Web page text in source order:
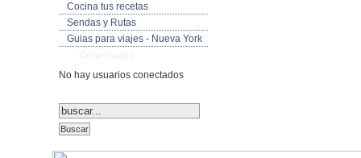
Cocina tus recetas
Sendas y Rutas
Guias para viajes - Nueva York
No hay usuarios conectados